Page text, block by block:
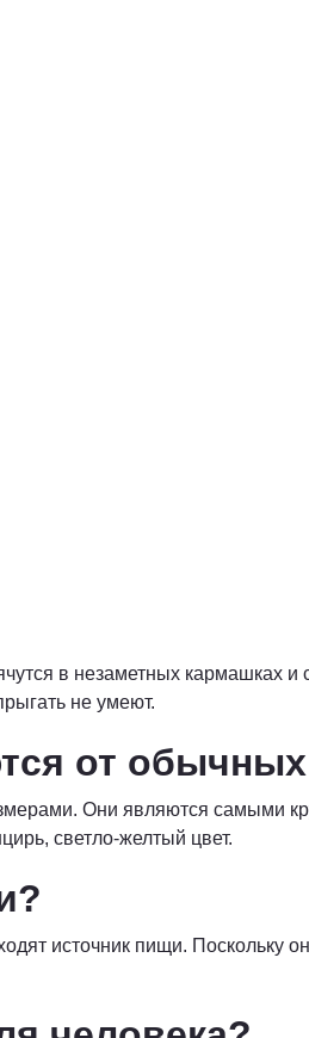
в незаметных кармашках
не умеют.
от
Они являются самыми
светло-желтый цвет.
источник пищи. Поскольку